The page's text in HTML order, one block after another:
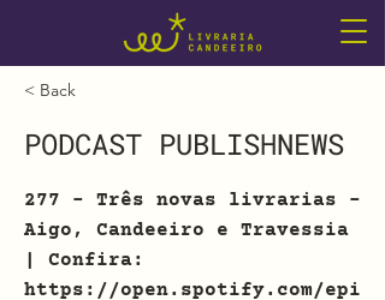
< Back
PODCAST PUBLISHNEWS
277 - Três novas livrarias -
Aigo, Candeeiro e Travessia
| Confira:
https://open.spotify.com/epi